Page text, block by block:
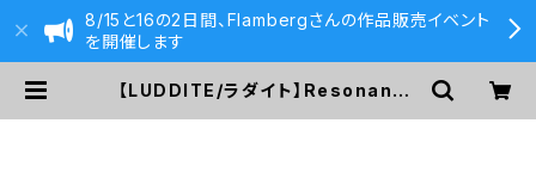
8/15と16の2日間、Flambergさんの作品販売イベント
を開催します
【LUDDITE/ラダイト】Resonance